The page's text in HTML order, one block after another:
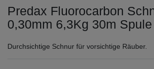
Predax Fluorocarbon
0,30mm 6,3Kg 30m Spule
Durchsichtige Schnur für vorsichtige Räuber.